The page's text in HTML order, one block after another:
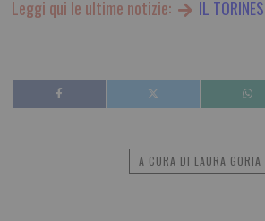
Leggi qui le ultime notizie: IL
A CURA DI LAURA GORIA